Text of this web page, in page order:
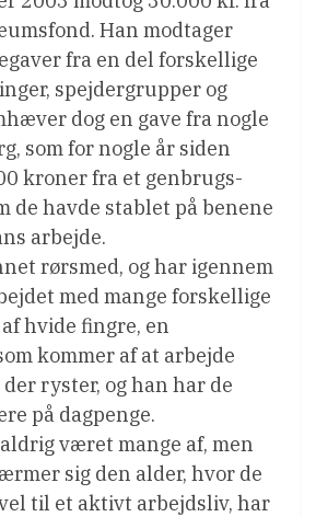
Han modtager
fra en del forskellige
spejdergrupper og
dog en gave fra nogle
som for nogle år siden
kroner fra et genbrugs-
de havde stablet på benene
arbejde.
rørsmed, og har igennem
med mange forskellige
hvide fingre, en
kommer af at arbejde
ryster, og han har de
på dagpenge.
været mange af, men
sig den alder, hvor de
til et aktivt arbejdsliv, har